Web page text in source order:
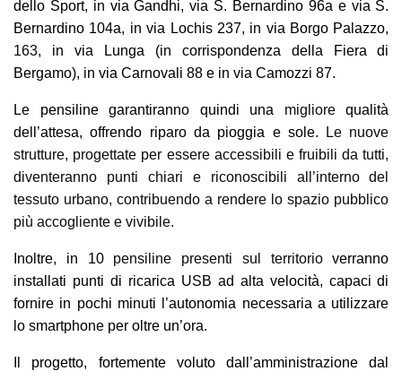
dello Sport, in via Gandhi, via S. Bernardino 96a e via S.
Bernardino 104a, in via Lochis 237, in via Borgo Palazzo,
163, in via Lunga (in corrispondenza della Fiera di
Bergamo), in via Carnovali 88 e in via Camozzi 87.
Le pensiline garantiranno quindi una migliorequalità
dell’attesa, offrendo riparo da pioggia e sole.
Le nuove
strutture, progettate per essere accessibili e fruibili da tutti,
diventeranno punti chiari e riconoscibili all’interno del
tessuto urbano, contribuendo a rendere lo spazio pubblico
più accogliente e vivibile.
Inoltre, in 10 pensiline presenti sul territorioverranno
installati punti di ricarica USB ad alta velocità, capaci di
fornire in pochi minuti l’autonomia necessaria a utilizzare
lo smartphone per oltre un’ora.
Il progetto, fortemente voluto dall’amministrazione dal